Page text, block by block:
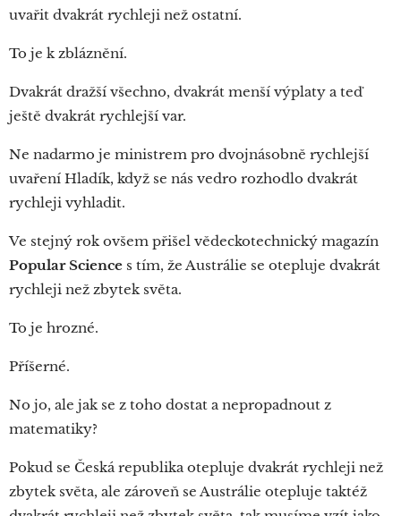
uvařit dvakrát rychleji než ostatní.
To je k zbláznění.
Dvakrát dražší všechno, dvakrát menší výplaty a teď
ještě dvakrát rychlejší var.
Ne nadarmo je ministrem pro dvojnásobně rychlejší
uvaření Hladík, když se nás vedro rozhodlo dvakrát
rychleji vyhladit.
Ve stejný rok ovšem přišel vědeckotechnický magazín
Popular Science s tím, že Austrálie se otepluje dvakrát
rychleji než zbytek světa.
To je hrozné.
Příšerné.
No jo, ale jak se z toho dostat a nepropadnout z
matematiky?
Pokud se Česká republika otepluje dvakrát rychleji než
zbytek světa, ale zároveň se Austrálie otepluje taktéž